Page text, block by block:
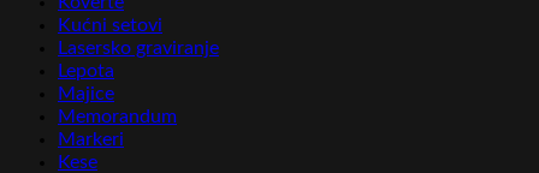
Kućni setovi
Lasersko graviranje
Lepota
Majice
Memorandum
Markeri
Kese